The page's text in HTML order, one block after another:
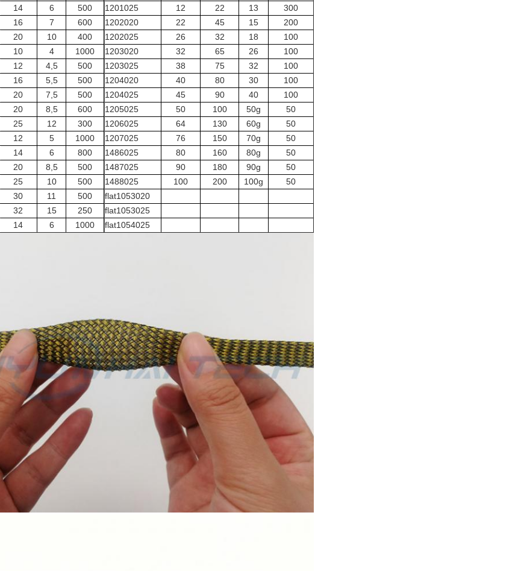
14 6 500 1201025 12 22 13
300
16 7 600 1202020 22 45 15
200
20 10 400 1202025 26 32 18
100
10 4 1000 1203020 32 65 26
100
12 4,5 500 1203025 38 75 32
100
16 5,5 500 1204020 40 80 30
100
20 7,5 500 1204025 45 90 40
100
20 8,5 600 1205025 50 100 50g
50
25 12 300 1206025 64 130 60g
50
12 5 1000 1207025 76 150 70g
50
14 6 800 1486025 80 160 80g
50
20 8,5 500 1487025 90 180 90g
50
25 10 500 1488025 100 200 100g
50
30 11 500
flat1053020
32 15 250
flat1053025
14 6 1000 flat1054025